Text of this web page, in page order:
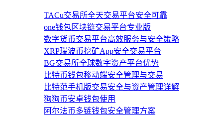
TACu交易所全天交易平台安全可靠
one钱包区块链交易平台专业版
数字货币交易平台高效服务与安全策略
XRP瑞波币挖矿App安全交易平台
BG交易所全球数字资产平台优势
比特币钱包移动端安全管理与交易
比特范手机版交易安全与资产管理详解
狗狗币安卓钱包使用
阿尔法币多链钱包安全管理方案